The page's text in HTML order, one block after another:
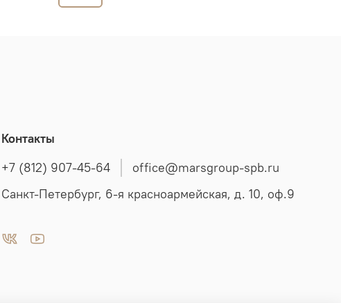
Контакты
+7 (812) 907-45-64
office@marsgroup-spb.ru
Санкт-Петербург, 6-я красноармейская, д. 10, оф.9